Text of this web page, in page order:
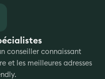
conseiller connaissant
et les meilleures adresses